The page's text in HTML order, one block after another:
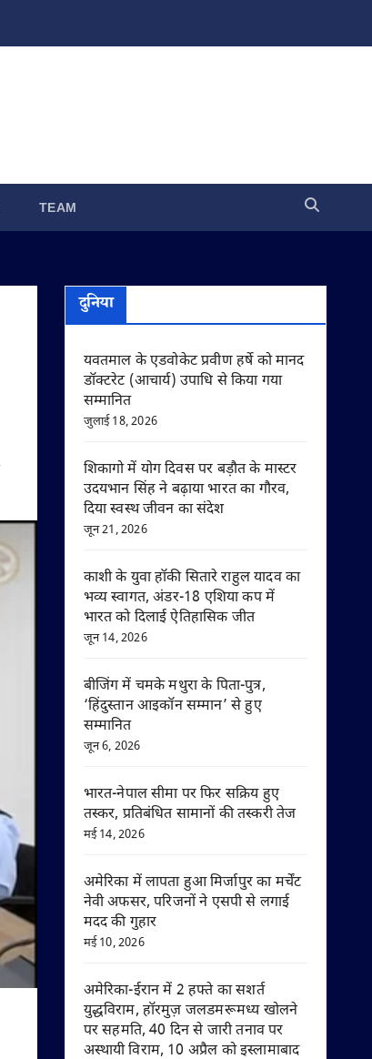
TEAM
दुनिया
यवतमाल के एडवोकेट प्रवीण हर्षे को मानद
डॉक्टरेट (आचार्य) उपाधि से किया गया
सम्मानित
जुलाई 18, 2026
शिकागो में योग दिवस पर बड़ौत के मास्टर
उदयभान सिंह ने बढ़ाया भारत का गौरव,
दिया स्वस्थ जीवन का संदेश
जून 21, 2026
काशी के युवा हॉकी सितारे राहुल यादव का
भव्य स्वागत, अंडर-18 एशिया कप में
भारत को दिलाई ऐतिहासिक जीत
जून 14, 2026
बीजिंग में चमके मथुरा के पिता-पुत्र,
‘हिंदुस्तान आइकॉन सम्मान’ से हुए
सम्मानित
जून 6, 2026
भारत-नेपाल सीमा पर फिर सक्रिय हुए
तस्कर, प्रतिबंधित सामानों की तस्करी तेज
मई 14, 2026
अमेरिका में लापता हुआ मिर्जापुर का मर्चेंट
नेवी अफसर, परिजनों ने एसपी से लगाई
मदद की गुहार
मई 10, 2026
अमेरिका-ईरान में 2 हफ्ते का सशर्त
युद्धविराम, हॉरमुज़ जलडमरूमध्य खोलने
पर सहमति, 40 दिन से जारी तनाव पर
अस्थायी विराम, 10 अप्रैल को इस्लामाबाद